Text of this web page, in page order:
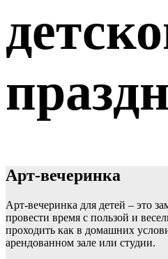
Арт-вечеринка
Арт-вечеринка для детей – это
провести время с пользой и
проходить как в домашних
арендованном зале или студии.